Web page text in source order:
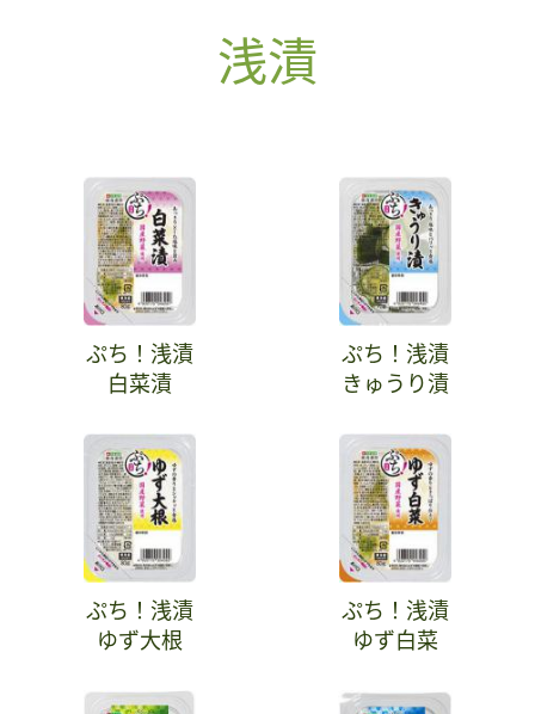
浅漬
ぷち！浅漬
白菜漬
ぷち！浅漬
きゅうり漬
ぷち！浅漬
ゆず大根
ぷち！浅漬
ゆず白菜